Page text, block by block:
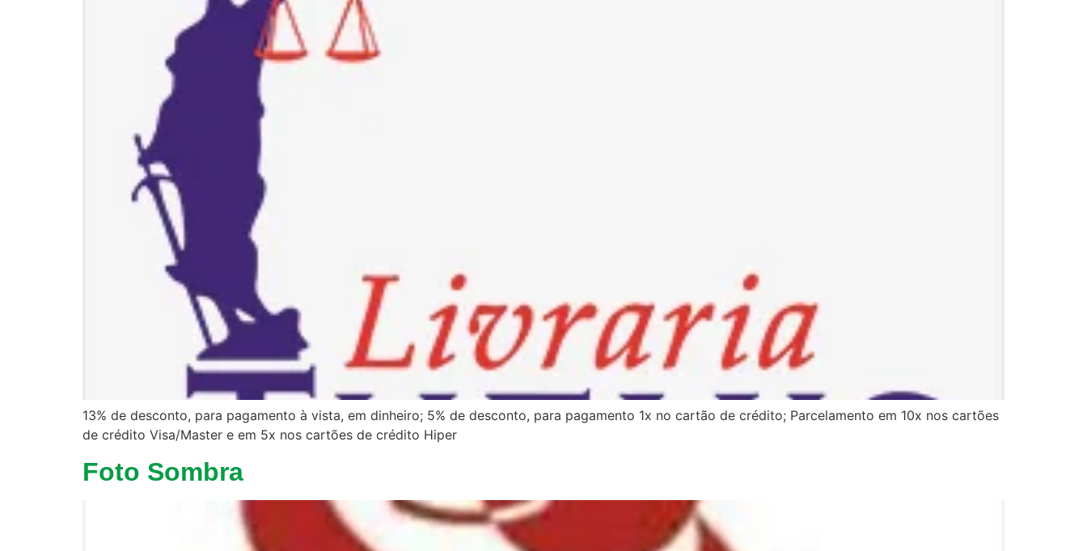
13% de desconto, para pagamento à vista, em dinheiro; 5% de desconto, para pagamento 1x no cartão de crédito; Parcelamento em 10x nos cartões
de crédito Visa/Master e em 5x nos cartões de crédito Hiper
Foto Sombra